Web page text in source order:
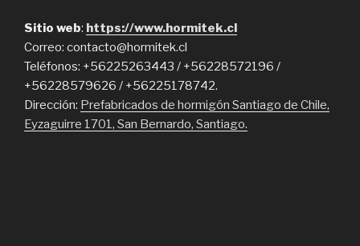
Sitio web: https://www.hormitek.cl
Correo: contacto@hormitek.cl
Teléfonos: +56225263443 / +56228572196 /
+56228579626 / +56225178742.
Dirección: Prefabricados de hormigón Santiago de Chile,
Eyzaguirre 1701, San Bernardo, Santiago.